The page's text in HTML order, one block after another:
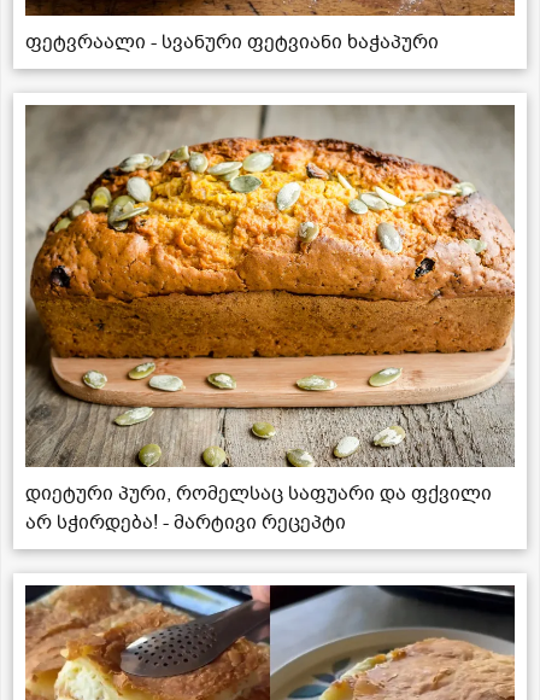
ფეტვრაალი - სვანური ფეტვიანი ხაჭაპური
დიეტური პური, რომელსაც საფუარი და ფქვილი
არ სჭირდება! - მარტივი რეცეპტი